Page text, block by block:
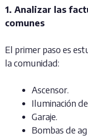
1. Analizar las
comunes
El primer paso es
la comunidad:
Ascensor.
Iluminación
Garaje.
Bombas de